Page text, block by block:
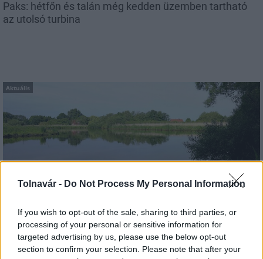
Tolnavár - Do Not Process My Personal Information
If you wish to opt-out of the sale, sharing to third parties, or
processing of your personal or sensitive information for
targeted advertising by us, please use the below opt-out
section to confirm your selection. Please note that after your
Paks: hétfőn és talán még kedden üzemben tartható
az utolsó turbina
Aktuális
Az atomerőmű egyetlen hatása a környezetre, hogy a